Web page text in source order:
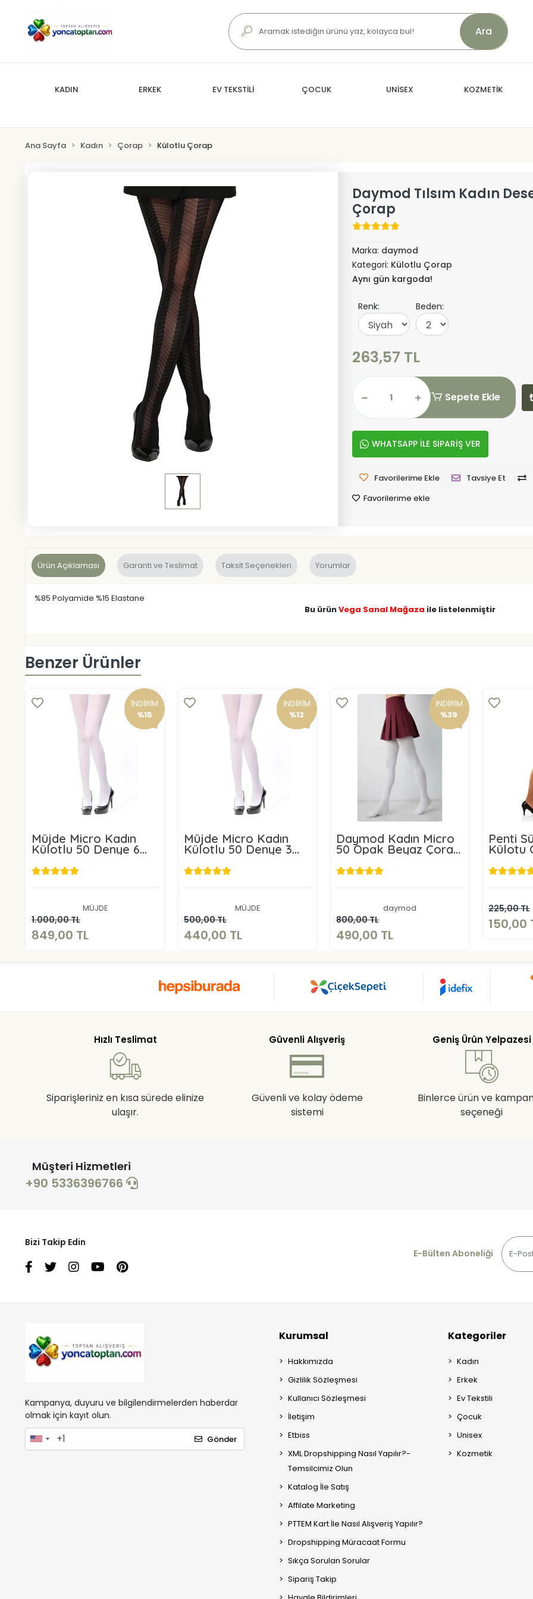
Ara
KADIN ERKEK EV TEKSTİLİ ÇOCUK UNİSEX KOZMETİK
Ana Sayfa Kadın Çorap Külotlu Çorap
Daymod Tılsım Kadın
Çorap
Marka: daymod
Kategori: Külotlu Çorap
Aynı gün kargoda!
Renk: Beden:
263,57 TL
Sepete Ekle
WHATSAPP İLE SİPARİŞ VER
Favorilerime Ekle Tavsiye Et
Favorilerime ekle
Ürün Açıklaması Garanti ve Teslimat Taksit Seçenekleri Yorumlar
%85 Polyamide %15 Elastane
Bu ürünVega Sanal Mağaza ile listelenmiştir
Benzer Ürünler
İNDİRİM
%15
Müjde Micro Kadın
Külotlu 50 Denye 6
MÜJDE
1.000,00 TL
849,00 TL
Sepete Ekle
İNDİRİM
%12
Müjde Micro Kadın
Külotlu 50 Denye 3
MÜJDE
500,00 TL
440,00 TL
İNDİRİM
%39
Daymod Kadın Micro
50 Opak Beyaz Çorap
Büyük Boy 3 adet
daymod
800,00 TL
490,00 TL
Penti
Külotu
225,00 TL
150,00
Hızlı Teslimat
Siparişleriniz en kısa sürede elinize
ulaşır.
Güvenli Alışveriş
Güvenli ve kolay ödeme
sistemi
Geniş Ürün Yelpazesi
Binlerce ürün ve
seçeneği
Müşteri Hizmetleri
+90 5336396766
Bizi Takip Edin
E-Bülten Aboneliği
Kampanya, duyuru ve bilgilendirmelerden haberdar
olmak için kayıt olun.
Gönder
Kurumsal
Hakkımızda
Gizlilik Sözleşmesi
Kullanıcı Sözleşmesi
İletişim
Etbiss
XML Dropshipping Nasıl Yapılır?-
Temsilcimiz Olun
Katalog İle Satış
Affilate Marketing
PTTEM Kart İle Nasıl Alışveriş Yapılır?
Dropshipping Müracaat Formu
Sıkça Sorulan Sorular
Sipariş Takip
Kategoriler
Kadın
Erkek
Ev Tekstili
Çocuk
Unisex
Kozmetik